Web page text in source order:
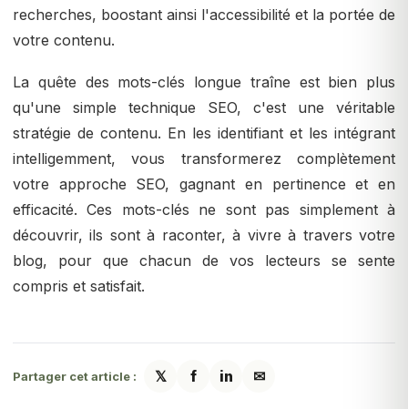
recherches, boostant ainsi l'accessibilité et la portée de
votre contenu.
La quête des mots-clés longue traîne est bien plus
qu'une simple technique SEO, c'est une véritable
stratégie de contenu. En les identifiant et les intégrant
intelligemment, vous transformerez complètement
votre approche SEO, gagnant en pertinence et en
efficacité. Ces mots-clés ne sont pas simplement à
découvrir, ils sont à raconter, à vivre à travers votre
blog, pour que chacun de vos lecteurs se sente
compris et satisfait.
Partager cet article : 𝕏 f in ✉